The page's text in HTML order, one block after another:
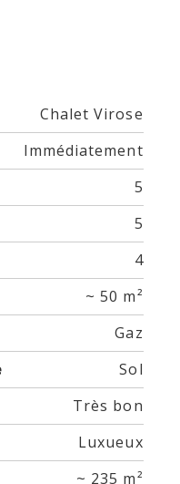
Chalet Virose
Immédiatement
5
5
4
~ 50 m²
Gaz
Sol
Très bon
Luxueux
~ 235 m²